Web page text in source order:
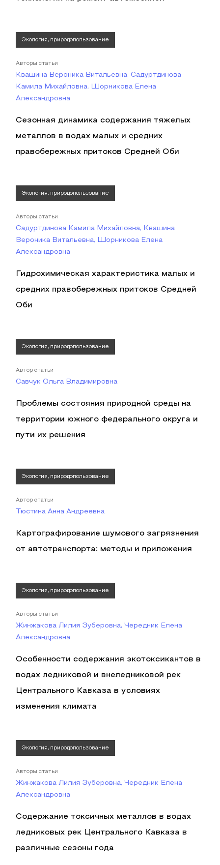
Экология, природопользование
Авторы статьи
Квашина Вероника Витальевна, Садуртдинова
Камила Михайловна, Шорникова Елена
Александровна
Сезонная динамика содержания тяжелых
металлов в водах малых и средних
правобережных притоков Средней Оби
Экология, природопользование
Авторы статьи
Садуртдинова Камила Михайловна, Квашина
Вероника Витальевна, Шорникова Елена
Александровна
Гидрохимическая характеристика малых и
средних правобережных притоков Средней
Оби
Экология, природопользование
Автор статьи
Савчук Ольга Владимировна
Проблемы состояния природной среды на
территории южного федерального округа и
пути их решения
Экология, природопользование
Автор статьи
Тюстина Анна Андреевна
Картографирование шумового загрязнения
от автотранспорта: методы и приложения
Экология, природопользование
Авторы статьи
Жинжакова Лилия Зуберовна, Чередник Елена
Александровна
Особенности содержания экотоксикантов в
водах ледниковой и внеледниковой рек
Центрального Кавказа в условиях
изменения климата
Экология, природопользование
Авторы статьи
Жинжакова Лилия Зуберовна, Чередник Елена
Александровна
Содержание токсичных металлов в водах
ледниковых рек Центрального Кавказа в
различные сезоны года